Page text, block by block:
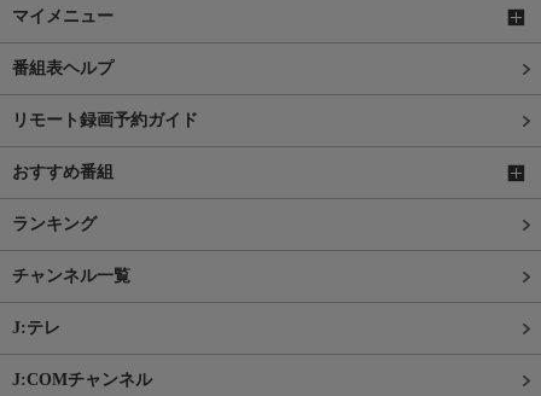
マイメニュー
番組表ヘルプ
リモート録画予約ガイド
おすすめ番組
ランキング
チャンネル一覧
J:テレ
J:COMチャンネル